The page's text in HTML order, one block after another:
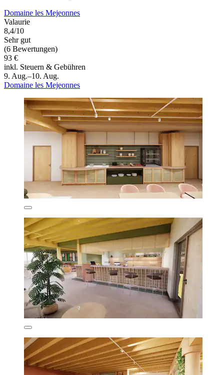
Domaine les Mejeonnes
Valaurie
8,4/10
Sehr gut
(6 Bewertungen)
93 €
inkl. Steuern & Gebühren
9. Aug.–10. Aug.
Domaine les Mejeonnes